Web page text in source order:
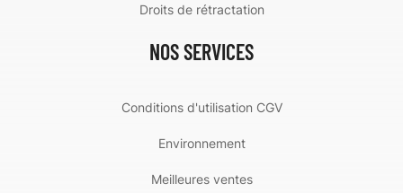
Droits de rétractation
NOS SERVICES
Conditions d'utilisation CGV
Environnement
Meilleures ventes